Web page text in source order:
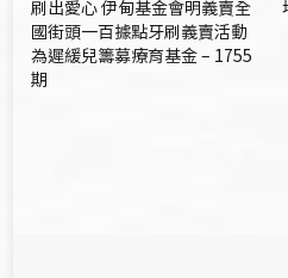
章
導
刷出愛心 伊甸基金會明義賣全
國街頭一百據點牙刷義賣活動
為遲緩兒籌募療育基金 – 1755
期